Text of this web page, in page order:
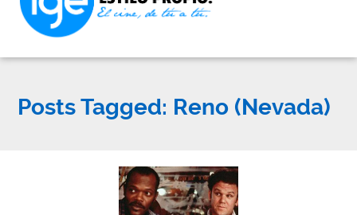
Posts Tagged: Reno (Nevada)